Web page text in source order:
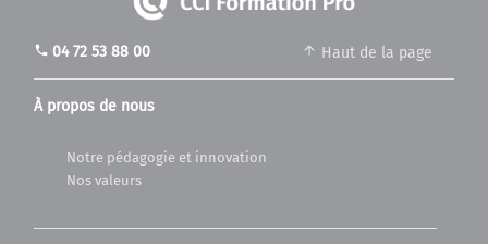
À propos de nous
Notre pédagogie et innovation
Nos valeurs
Haut de la page
phone 04 72 53 88 00